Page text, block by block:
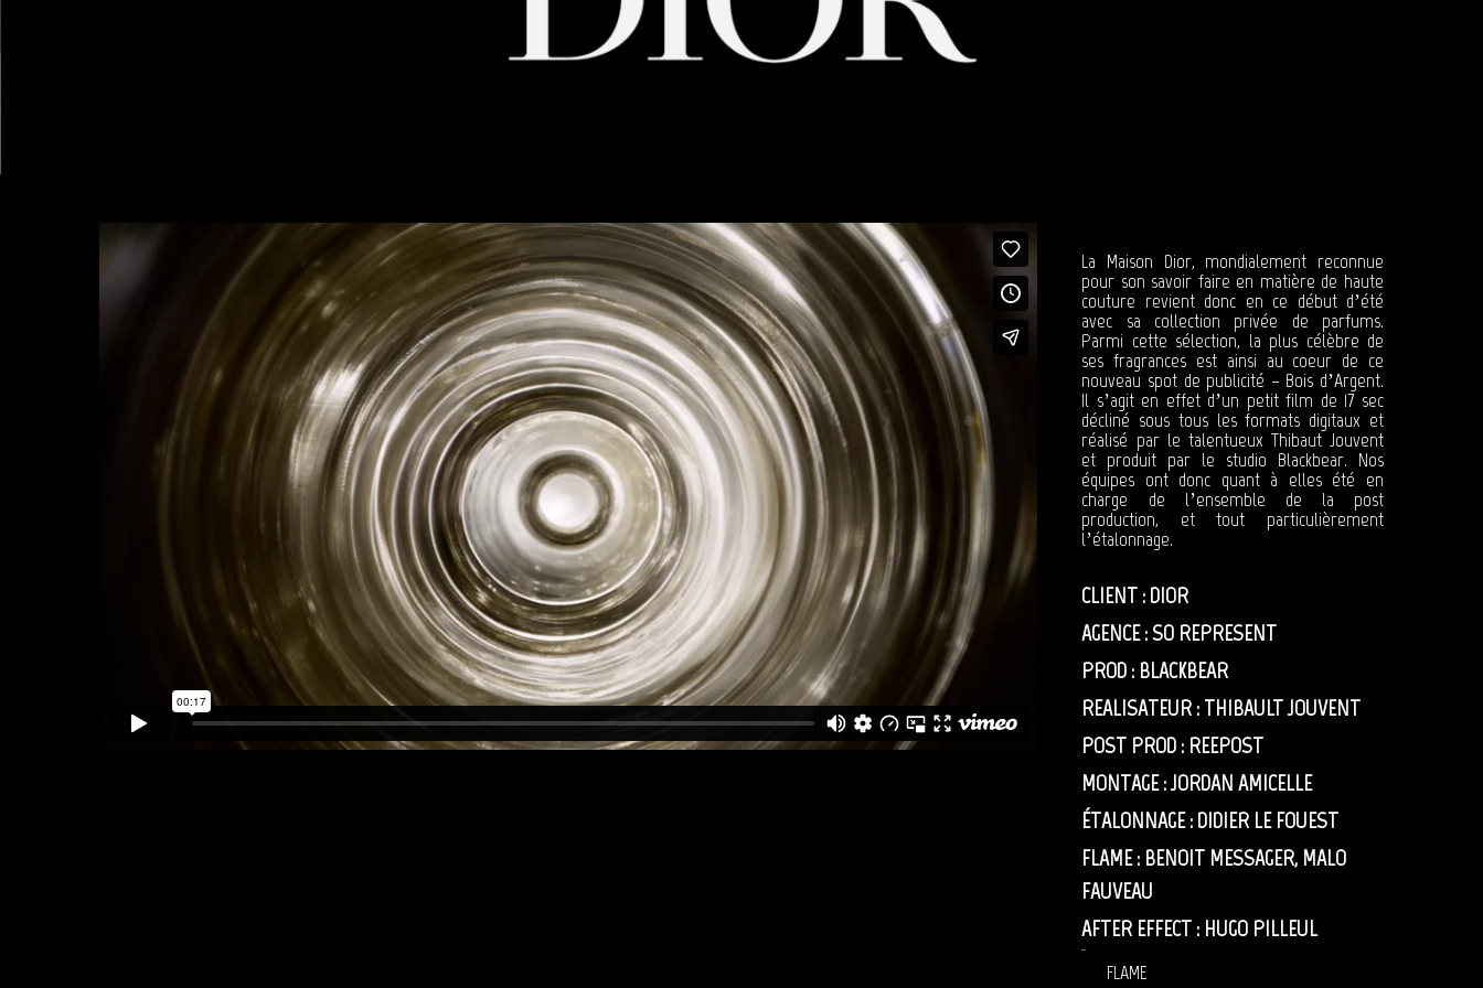
La Maison Dior, mondialement reconnue
pour son savoir faire en matière de haute
couture revient donc en ce début d’été
avec sa collection privée de parfums.
Parmi cette sélection, la plus célèbre de
ses fragrances est ainsi au coeur de ce
nouveau spot de publicité – Bois d’Argent.
Il s’agit en effet d’un petit film de 17 sec
décliné sous tous les formats digitaux et
réalisé par le talentueux Thibaut Jouvent
et produit par le studio Blackbear. Nos
équipes ont donc quant à elles été en
charge de l’ensemble de la post
production, et tout particulièrement
l’étalonnage.
CLIENT : DIOR
AGENCE : SO REPRESENT
PROD : BLACKBEAR
REALISATEUR : THIBAULT JOUVENT
POST PROD : REEPOST
MONTAGE : JORDAN AMICELLE
ÉTALONNAGE : DIDIER LE FOUEST
FLAME : BENOIT MESSAGER, MALO
FAUVEAU
AFTER EFFECT : HUGO PILLEUL
FLAME